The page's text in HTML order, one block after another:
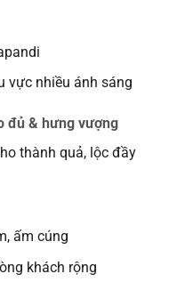
vực nhiều ánh sáng
đủ & hưng vượng
thành quả, lộc đầy
ấm cúng
khách rộng